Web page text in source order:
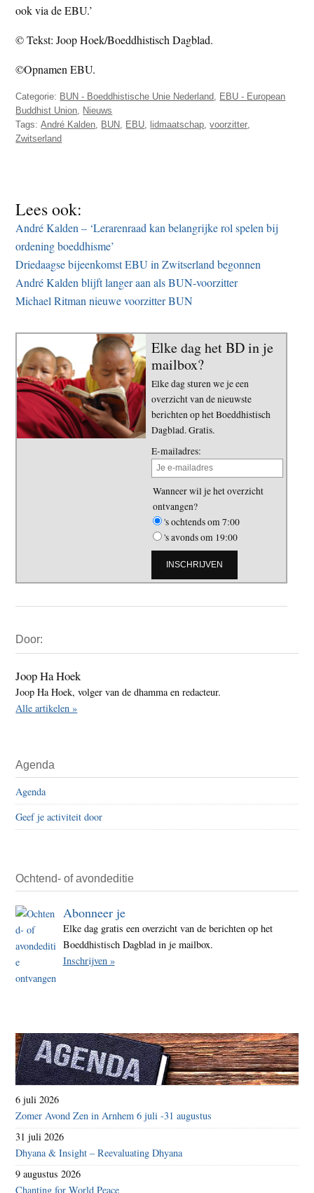
ook via de EBU.’
© Tekst: Joop Hoek/Boeddhistisch Dagblad.
©Opnamen EBU.
Categorie: BUN - Boeddhistische Unie Nederland EBU - European
Buddhist Union Nieuws
Tags:André Kalden BUN EBU lidmaatschap ,voorzitter
Zwitserland
Lees ook:
André Kalden – ‘Lerarenraad kan belangrijke rol spelen bij
ordening boeddhisme’
Driedaagse bijeenkomst EBU in Zwitserland begonnen
André Kalden blijft langer aan als BUN-voorzitter
Michael Ritman nieuwe voorzitter BUN
Elke dag het BD in je
mailbox?
Elke dag sturen we je een
overzicht van de nieuwste
berichten op het Boeddhistisch
Dagblad. Gratis.
E-mailadres:
Wanneer wil je het overzicht
ontvangen?
's ochtends om 7:00
's avonds om 19:00
Sidebar
Door:
Joop Ha Hoek
Joop Ha Hoek, volger van de dhamma en redacteur.
Alle artikelen »
Agenda
Agenda
Geef je activiteit door
Ochtend- of avondeditie
Abonneer je
Elke dag gratis een overzicht van de berichten op het
Boeddhistisch Dagblad in je mailbox.
Inschrijven »
6 juli 2026
Zomer Avond Zen in Arnhem 6 juli -31 augustus
31 juli 2026
Dhyana & Insight – Reevaluating Dhyana
9 augustus 2026
Chanting for World Peace